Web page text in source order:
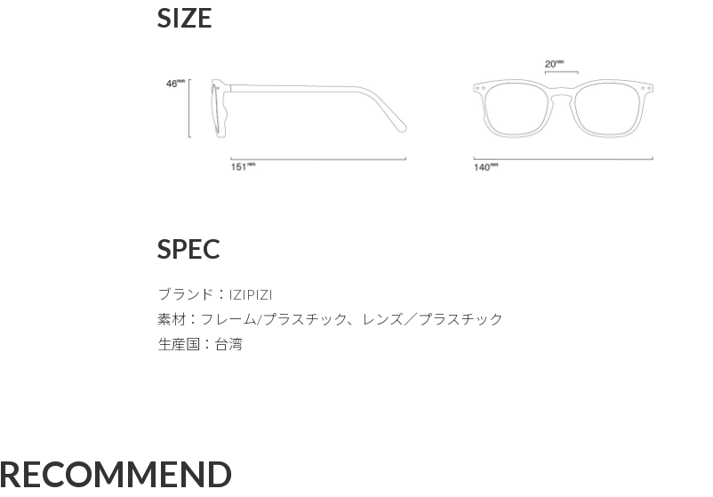
SIZE
SPEC
ブランド：IZIPIZI
素材：フレーム/プラスチック、レンズ／プラスチック
生産国：台湾
RECOMMEND